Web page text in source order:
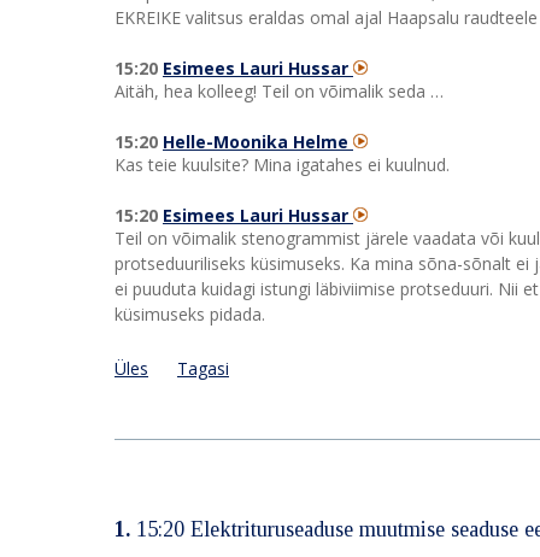
EKREIKE valitsus eraldas omal ajal Haapsalu
15:20 Esimees Lauri Hussar
Aitäh, hea kolleeg! Teil on võimalik seda …
15:20 Helle-Moonika Helme
Kas teie kuulsite? Mina igatahes ei kuulnud.
15:20 Esimees Lauri Hussar
Teil on võimalik stenogrammist järele vaadata või
protseduuriliseks küsimuseks. Ka mina sõna-sõnalt ei
ei puuduta kuidagi istungi läbiviimise protseduuri. Nii
küsimuseks pidada.
Üles Tagasi
1. 15:20 Elektrituruseaduse muutmise seaduse